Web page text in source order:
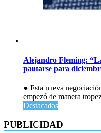
Alejandro Fleming:
pautarse para
● Esta nueva
empezó de manera
Destacados
PUBLICIDAD